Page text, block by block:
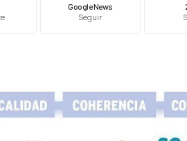
Google News
Seguir